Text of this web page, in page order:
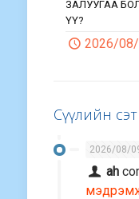
ЗАЛУУГАА
ҮҮ?
2026/
Сүүлийн
2026/08/
ah
мэдрэмж